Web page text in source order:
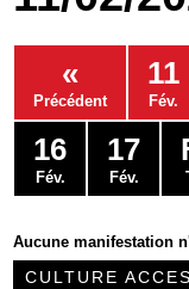
Services
Contacts
«
Précédent
11
Fév.
16
Fév.
17
Fév.
Aucune manifestation
CULTURE